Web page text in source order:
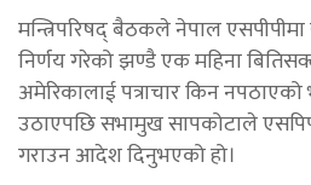
मन्त्रिपरिषद् बैठकले नेपाल
निर्णय गरेको झण्डै एक महिना
अमेरिकालाई पत्राचार किन
उठाएपछि सभामुख सापकोटाले
गराउन आदेश दिनुभएको हो।